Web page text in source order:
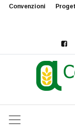
Convenzioni